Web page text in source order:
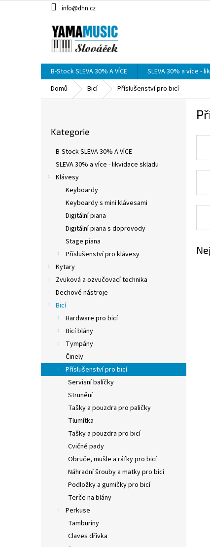
na
info@dhn.cz
B-Stock SLEVA 30% A VÍCE SLEVA 30% a více -
Domů
Bicí Příslušenství pro bicí
kategorie
Kategorie
B-Stock SLEVA 30% A VÍCE
SLEVA 30% a více - likvidace skladu
Klávesy
Keyboardy
Keyboardy s mini klávesami
Digitální piana
Digitální piana s doprovody
Stage piana
Příslušenství pro klávesy
Kytary
Zvuková a ozvučovací technika
Dechové nástroje
Bicí
Hardware pro bicí
Bicí blány
Tympány
Činely
Příslušenství pro bicí
Servisní balíčky
Strunění
Tašky a pouzdra pro paličky
Tlumítka
Tašky a pouzdra pro bicí
Cvičné pady
Obruče, mušle a ráfky pro bicí
Náhradní šrouby a matky pro bicí
Podložky a gumičky pro bicí
Terče na blány
Perkuse
Tamburíny
Claves dřívka